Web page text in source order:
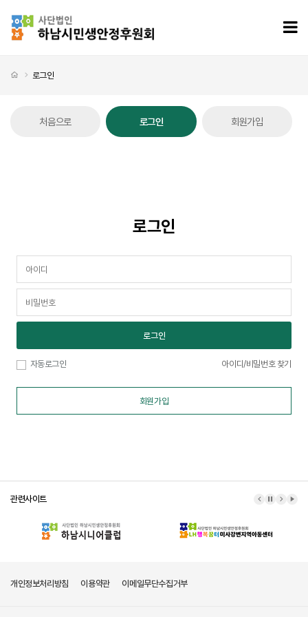
처음으로
로그인
처음으로 로그인 회원가입
회원
로그인
로그인
자동로그인 아이디/비밀번호 찾기
회원가입
관련사이트 이전 배너
배너 정지
다음 배
배
개인정보처리방침 이용약관 이메일무단수집거부